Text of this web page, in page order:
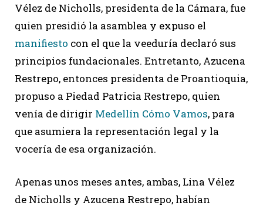
Vélez de Nicholls, presidenta de la Cámara, fue
quien presidió la asamblea y expuso el
manifiesto con el que la veeduría declaró sus
principios fundacionales. Entretanto, Azucena
Restrepo, entonces presidenta de Proantioquia,
propuso a Piedad Patricia Restrepo, quien
venía de dirigir Medellín Cómo Vamos, para
que asumiera la representación legal y la
vocería de esa organización.
Apenas unos meses antes, ambas, Lina Vélez
de Nicholls y Azucena Restrepo, habían